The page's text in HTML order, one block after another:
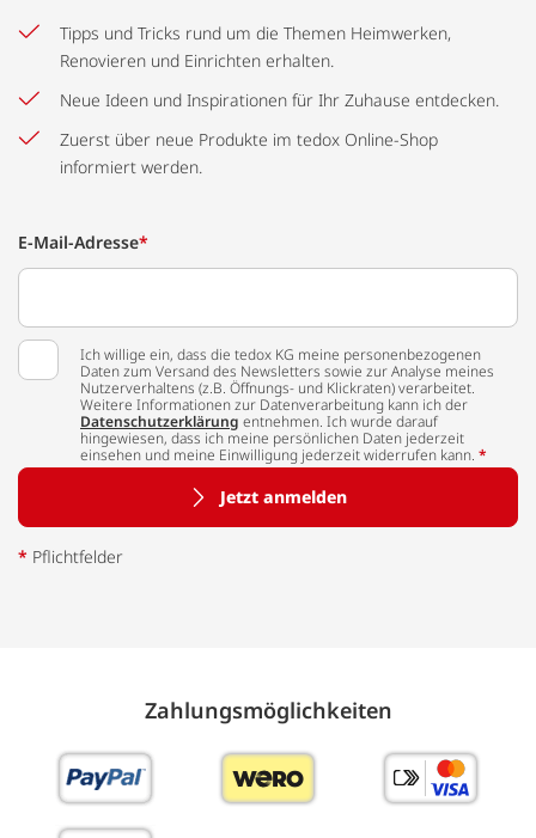
Tipps und Tricks rund um die Themen Heimwerken,
Renovieren und Einrichten erhalten.
Neue Ideen und Inspirationen für Ihr Zuhause entdecken.
Zuerst über neue Produkte im tedox Online-Shop
informiert werden.
E-Mail-Adresse*
Ich willige ein, dass die tedox KG meine personenbezogenen
Daten zum Versand des Newsletters sowie zur Analyse meines
Nutzerverhaltens (z.B. Öffnungs- und Klickraten) verarbeitet.
Weitere Informationen zur Datenverarbeitung kann ich der
Datenschutzerklärung entnehmen. Ich wurde darauf
hingewiesen, dass ich meine persönlichen Daten jederzeit
einsehen und meine Einwilligung jederzeit widerrufen kann. *
Jetzt anmelden
* Pflichtfelder
Zahlungs­möglich­keiten